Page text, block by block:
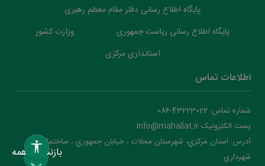
پایگاه اطلاع رسانی دفتر مقام معظم رهبری
پایگاه اطلاع رسانی ریاست جمهوری
وزارت کشور
استانداری مرکزی
اطلاعات تماس
شماره تماس: 43223022-086
پست الکترونیک info@mahallat.ir
آدرس: استان مرکزي، شهرستان محلات ‌‌‌، خيابان جمهوري ، ساختمان
شهرداري
بازنشانی همه